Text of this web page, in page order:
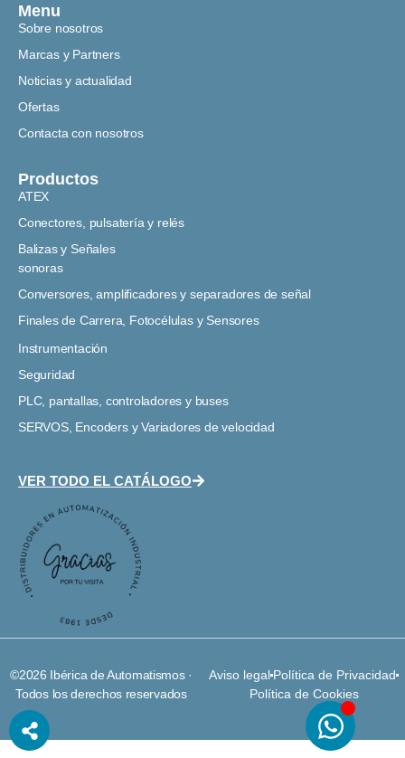
Menu
Sobre nosotros
Marcas y Partners
Noticias y actualidad
Ofertas
Contacta con nosotros
Productos
ATEX
Conectores, pulsatería y relés
Balizas y Señales
sonoras
Conversores, amplificadores y separadores de señal
Finales de Carrera, Fotocélulas y Sensores
Instrumentación
Seguridad
PLC, pantallas, controladores y buses
SERVOS, Encoders y Variadores de velocidad
VER TODO EL CATÁLOGO
©2026 Ibérica de Automatismos ·
Todos los derechos reservados
Aviso legal Política de Privacidad
Política de Cookies